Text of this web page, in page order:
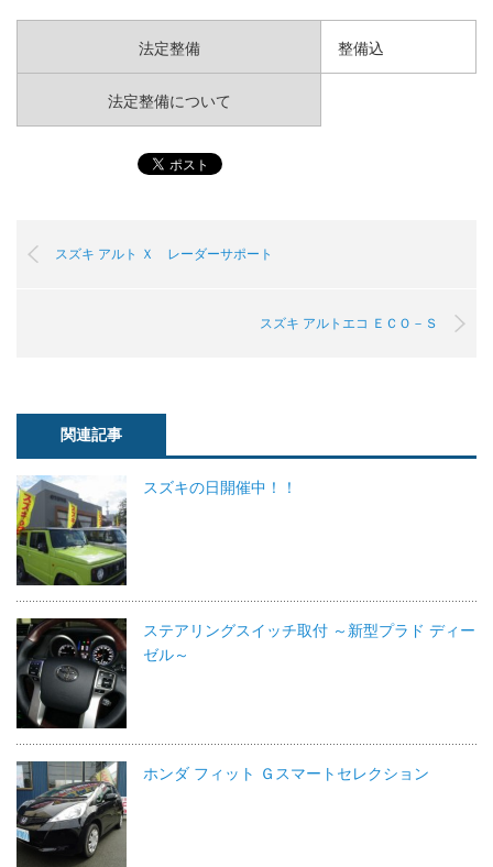
法定整備 整備込
法定整備について
スズキ アルト Ｘ レーダーサポート
スズキ アルトエコ ＥＣＯ－Ｓ
関連記事
スズキの日開催中！！
ステアリングスイッチ取付 ～新型プラド ディー
ゼル～
ホンダ フィット Ｇスマートセレクション